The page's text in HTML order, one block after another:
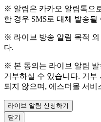
※ 알림은 카카오 알림톡으
한 경우 SMS로 대체 발송될
※ 라이브 방송 알림 목적 외
다.
※ 본 동의는 라이브 알림
거부하실 수 있습니다. 거부
되지 않으며, 에스더몰 서
라이브 알림 신청하기
닫기